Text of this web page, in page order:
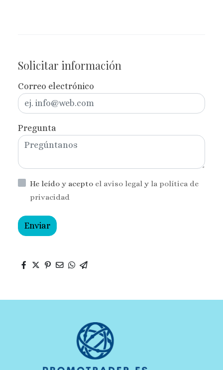
Solicitar información
Correo electrónico
Pregunta
He leído y acepto el aviso legal y la política de
privacidad
Enviar